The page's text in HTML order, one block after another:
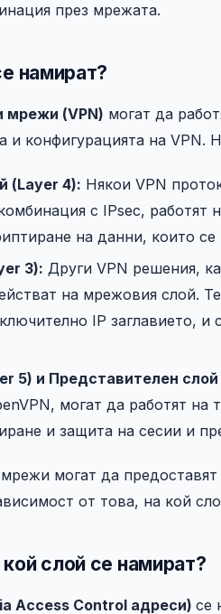
през мрежата.
намират?
мрежи (VPN) могат да
и конфигурацията на VPN.
(Layer 4): Някои VPN
с IPsec, работят
на данни, които
3): Други VPN решения,
на мрежовия слой.
IP заглавието, и
5) и Представителен
могат да работят на
и защита на сесии и
могат да
от това, на кой
слой се намират?
Access Control адреси) се